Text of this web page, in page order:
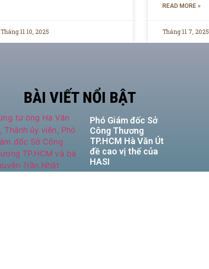
Tháng 11 10, 2025
READ MORE »
Tháng 11 7, 2025
BÀI VIẾT NỔI BẬT
Phó Giám đốc Sở
Công Thương
TP.HCM Hà Văn Út
đề cao vị thế của
HASI